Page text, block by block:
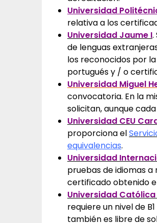
Universidad
relativa a los
Universidad Jaume I.
de lenguas
los reconocidos por la
portugués y / o
Universidad Miguel
convocatoria. En la
solicitan, aunque
Universidad CEU
proporciona el
equivalencias.
Universidad
pruebas de idiomas a
certificado obtenido
Universidad
requiere un nivel de
también es libre de